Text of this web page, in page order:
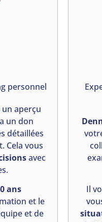
personnel
aperçu
un don
détaillées
Cela vous
avec
ans
et le
et de
Il